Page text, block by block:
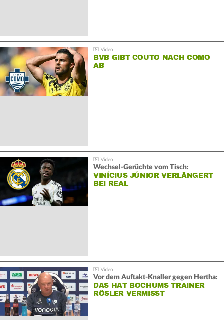
BVB GIBT COUTO NACH COMO
AB
Wechsel-Gerüchte vom Tisch:
VINÍCIUS JÚNIOR VERLÄNGERT
BEI REAL
Vor dem Auftakt-Knaller gegen Hertha:
DAS HAT BOCHUMS TRAINER
RÖSLER VERMISST